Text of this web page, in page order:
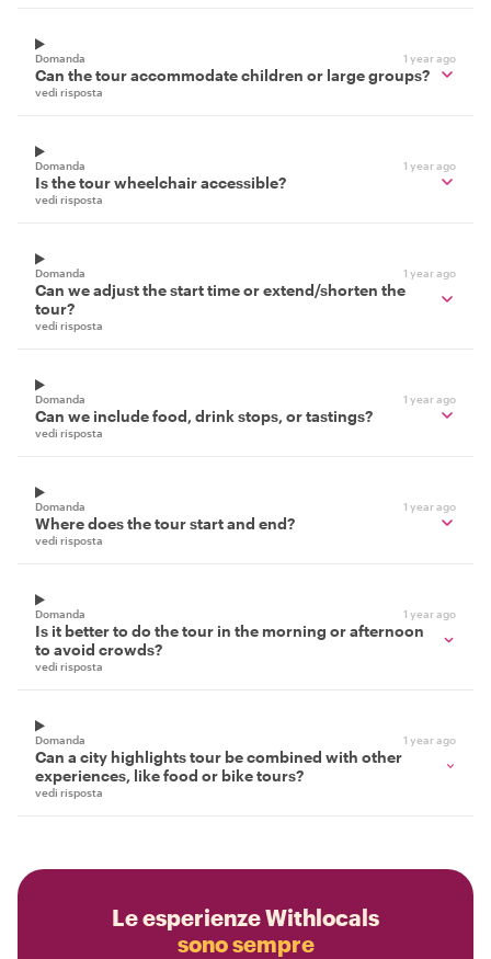
Domanda 1 year ago
Can the tour accommodate children or large groups?
vedi risposta
Domanda 1 year ago
Is the tour wheelchair accessible?
vedi risposta
Domanda 1 year ago
Can we adjust the start time or extend/shorten the
tour?
vedi risposta
Domanda 1 year ago
Can we include food, drink stops, or tastings?
vedi risposta
Domanda 1 year ago
Where does the tour start and end?
vedi risposta
Domanda 1 year ago
Is it better to do the tour in the morning or afternoon
to avoid crowds?
vedi risposta
Domanda 1 year ago
Can a city highlights tour be combined with other
experiences, like food or bike tours?
vedi risposta
Le esperienze Withlocals
sono sempre